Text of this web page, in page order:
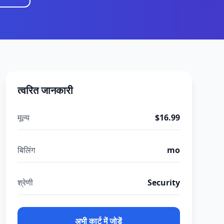
त्वरित जानकारी
मूल्य $16.99
बिलिंग mo
श्रेणी Security
अभी कार्ट में जोड़ें